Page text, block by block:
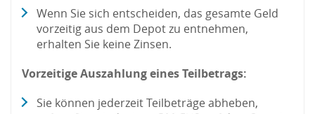
Wenn Sie sich entscheiden, das gesamte Geld
vorzeitig aus dem Depot zu entnehmen,
erhalten Sie keine Zinsen.
Vorzeitige Auszahlung eines Teilbetrags:
Sie können jederzeit Teilbeträge abheben,